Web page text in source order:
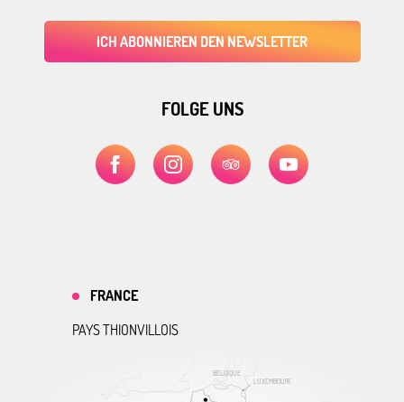
ICH ABONNIEREN DEN NEWSLETTER
FOLGE UNS
BELGIQUE
LUXEMBOURG
FRANCE
PAYS THIONVILLOIS